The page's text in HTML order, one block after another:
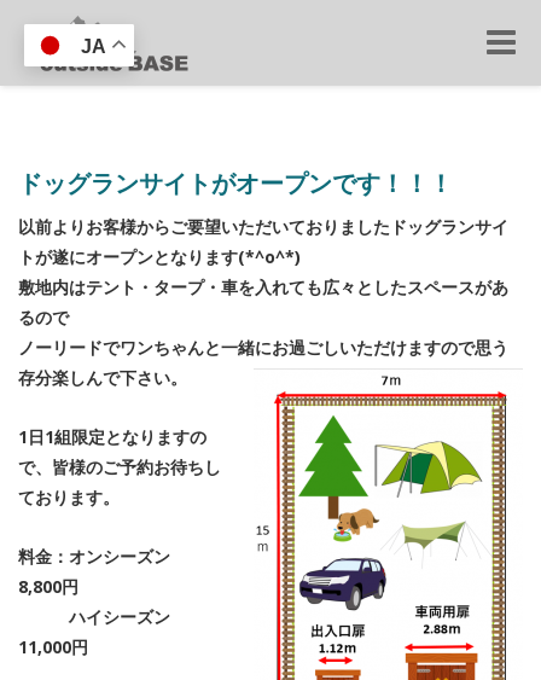
Toggle
ドッグランサイトがオープンです！！！
以前よりお客様からご要望いただいておりましたドッグランサイ
トが遂にオープンとなります(*^o^*)
敷地内はテント・タープ・車を入れても広々としたスペースがあ
るので
ノーリードでワンちゃんと一緒にお過ごしいただけますので思う
存分楽しんで下さい。
1日1組限定となりますの
で、皆様のご予約お待ちし
ております。
料金：オンシーズン
8,800円
ハイシーズン
11,000円
JA